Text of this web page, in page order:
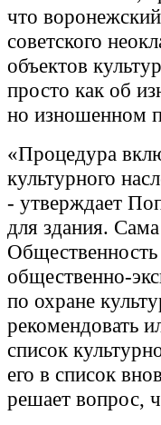
что
советского
объектов
просто как об
но изношенном
«Процедура
культурного
- утверждает
для здания.
общественно-
по охране
рекомендовать
список
его в список
решает вопрос,